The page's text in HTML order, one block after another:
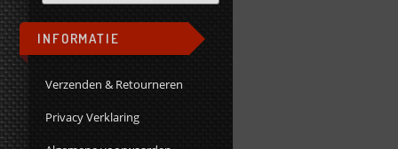
INFORMATIE
Verzenden & Retourneren
Privacy Verklaring